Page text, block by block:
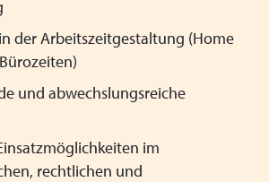
der Arbeitszeitgestaltung (Home
und abwechslungsreiche
im
rechtlichen und